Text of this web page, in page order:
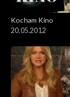
Kocham Kino
20.05.2012